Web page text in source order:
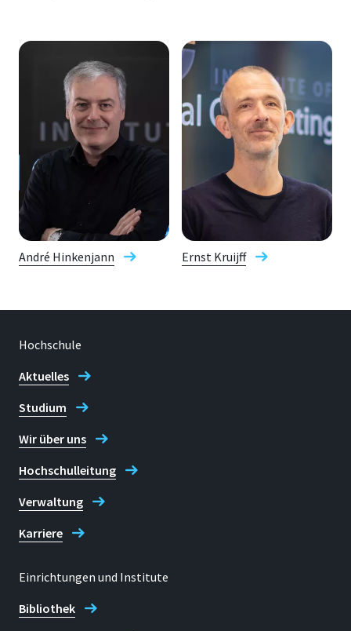
André Hinkenjann Ernst Kruijff
Hochschule
Aktuelles
Studium
Wir über uns
Hochschulleitung
Verwaltung
Karriere
Einrichtungen und Institute
Bibliothek